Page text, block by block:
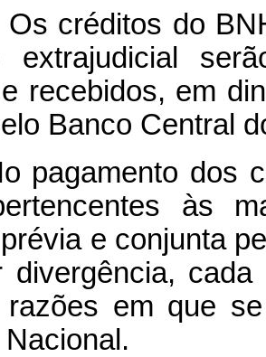
Os créditos do
extrajudicial
recebidos, em
Banco Central
pagamento dos
às
e conjunta
divergência,
em que